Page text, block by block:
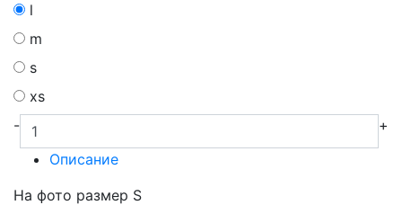
l
m
s
xs
-
+
Описание
На фото размер S